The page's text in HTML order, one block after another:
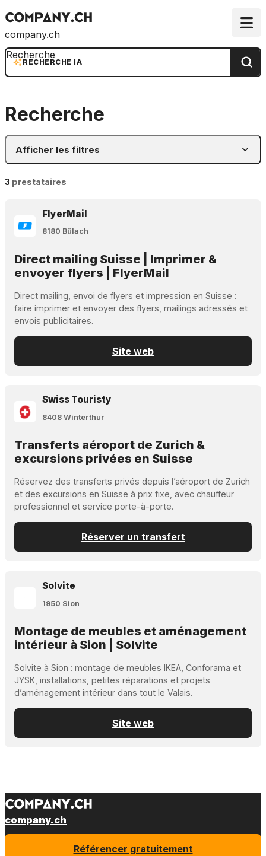
company.ch
RECHERCHE IA
Recherche
Recherche
Afficher les filtres
3 prestataires
FlyerMail
8180 Bülach
Direct mailing Suisse | Imprimer &
envoyer flyers | FlyerMail
Direct mailing, envoi de flyers et impression en Suisse :
faire imprimer et envoyer des flyers, mailings adressés et
envois publicitaires.
Site web
Swiss Touristy
8408 Winterthur
Transferts aéroport de Zurich &
excursions privées en Suisse
Réservez des transferts privés depuis l’aéroport de Zurich
et des excursions en Suisse à prix fixe, avec chauffeur
professionnel et service porte-à-porte.
Réserver un transfert
Solvite
1950 Sion
Montage de meubles et aménagement
intérieur à Sion | Solvite
Solvite à Sion : montage de meubles IKEA, Conforama et
JYSK, installations, petites réparations et projets
d’aménagement intérieur dans tout le Valais.
Site web
company.ch
Référencer gratuitement